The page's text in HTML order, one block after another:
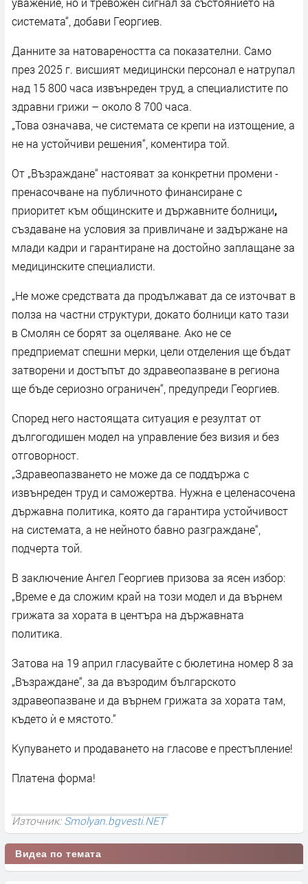
системата“, добави Георгиев.
Данните за натовареността са показателни. Само
през 2025 г. висшият медицински персонал е натрупал
над 15 800 часа извънреден труд, а специалистите по
здравни грижи – около 8 700 часа.
„Това означава, че системата се крепи на изтощение, а
не на устойчиви решения“, коментира той.
От „Възраждане“ настояват за конкретни промени -
пренасочване на публичното финансиране с
приоритет към общинските и държавните болници,
създаване на условия за привличане и задържане на
млади кадри и гарантиране на достойно заплащане за
медицинските специалисти.
„Не може средствата да продължават да се източват в
полза на частни структури, докато болници като тази
в Смолян се борят за оцеляване. Ако не се
предприемат спешни мерки, цели отделения ще бъдат
затворени и достъпът до здравеопазване в региона
ще бъде сериозно ограничен“, предупреди Георгиев.
Според него настоящата ситуация е резултат от
дългогодишен модел на управление без визия и без
отговорност.
„Здравеопазването не може да се поддържа с
извънреден труд и саможертва. Нужна е целенасочена
държавна политика, която да гарантира устойчивост
на системата, а не нейното бавно разграждане“,
подчерта той.
В заключение Ангел Георгиев призова за ясен избор:
„Време е да сложим край на този модел и да върнем
грижата за хората в центъра на държавната
политика.
Затова на 19 април гласувайте с бюлетина номер 8 за
„Възраждане“, за да възродим българското
здравеопазване и да върнем грижата за хората там,
където ѝ е мястото.“
Купуването и продаването на гласове е престъпление!
Платена форма!
Източник:Smolyan.bgvesti.NET
Видеа по темата